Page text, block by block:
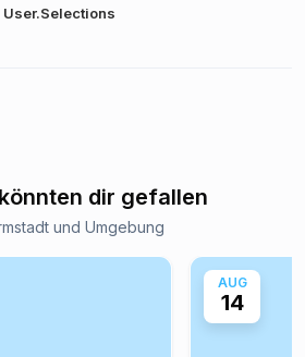
User.Selections
dir gefallen
und Umgebung
AUG
14